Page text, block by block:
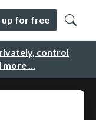
control
more …
up for free